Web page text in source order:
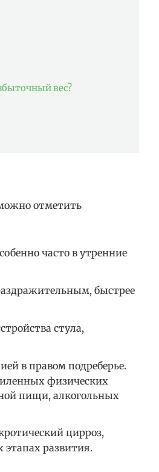
вес?
отметить
часто в утренние
быстрее
стула,
в правом подреберье.
физических
пищи, алкогольных
цирроз,
развития.